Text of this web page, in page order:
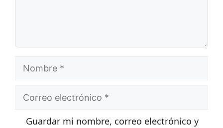
Correo
Guardar mi nombre, correo electrónico y